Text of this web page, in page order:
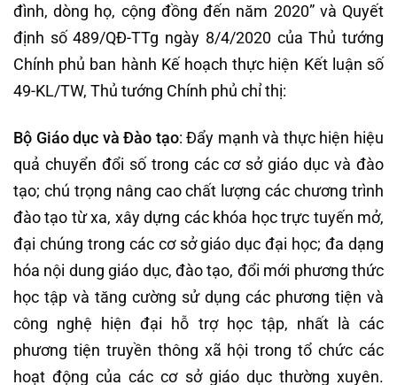
đình, dòng họ, cộng đồng đến năm 2020” và Quyết
định số 489/QĐ-TTg ngày 8/4/2020 của Thủ tướng
Chính phủ ban hành Kế hoạch thực hiện Kết luận số
49-KL/TW, Thủ tướng Chính phủ chỉ thị:
Bộ Giáo dục và Đào tạo: Đẩy mạnh và thực hiện hiệu
quả chuyển đổi số trong các cơ sở giáo dục và đào
tạo; chú trọng nâng cao chất lượng các chương trình
đào tạo từ xa, xây dựng các khóa học trực tuyến mở,
đại chúng trong các cơ sở giáo dục đại học; đa dạng
hóa nội dung giáo dục, đào tạo, đổi mới phương thức
học tập và tăng cường sử dụng các phương tiện và
công nghệ hiện đại hỗ trợ học tập, nhất là các
phương tiện truyền thông xã hội trong tổ chức các
hoạt động của các cơ sở giáo dục thường xuyên.